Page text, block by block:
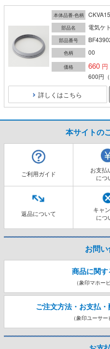
本体品番-色柄
部品名 電気ケ
部品番号
色柄 00
価格 660
600円
詳しくはこちら
本サイトの
ご利用ガイド
お支払
につ
返品について
キャ
につ
お問
商品に関
（象印マホー
ご注文方法・お支払
（象印ユーサー